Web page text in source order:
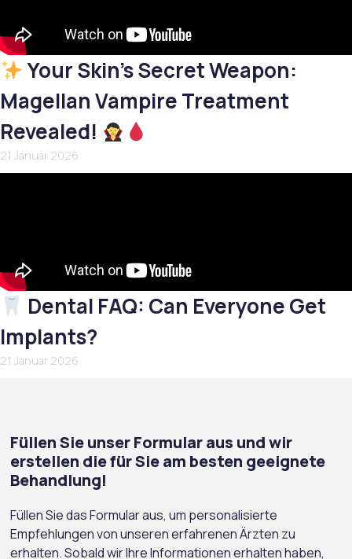
Your Skin’s Secret Weapon:
Magellan Vampire Treatment
Revealed!
21 Januar 2026
Dental FAQ: Can Everyone Get
Implants?
21 Januar 2026
Füllen Sie unser Formular aus und wir
erstellen die für Sie am besten geeignete
Behandlung!
Füllen Sie das Formular aus, um personalisierte
Empfehlungen von unseren erfahrenen Ärzten zu
erhalten. Sobald wir Ihre Informationen erhalten haben,